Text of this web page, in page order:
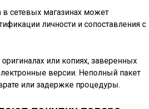
в сетевых магазинах может
личности и сопоставления с
или копиях, заверенных
версии. Неполный пакет
или задержке процедуры.